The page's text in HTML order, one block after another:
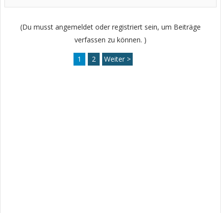
(Du musst angemeldet oder registriert sein, um Beiträge
verfassen zu können. )
1 2 Weiter >